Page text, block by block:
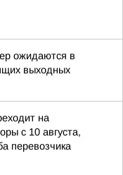
ожидаются в
выходных
на
с 10 августа,
перевозчика